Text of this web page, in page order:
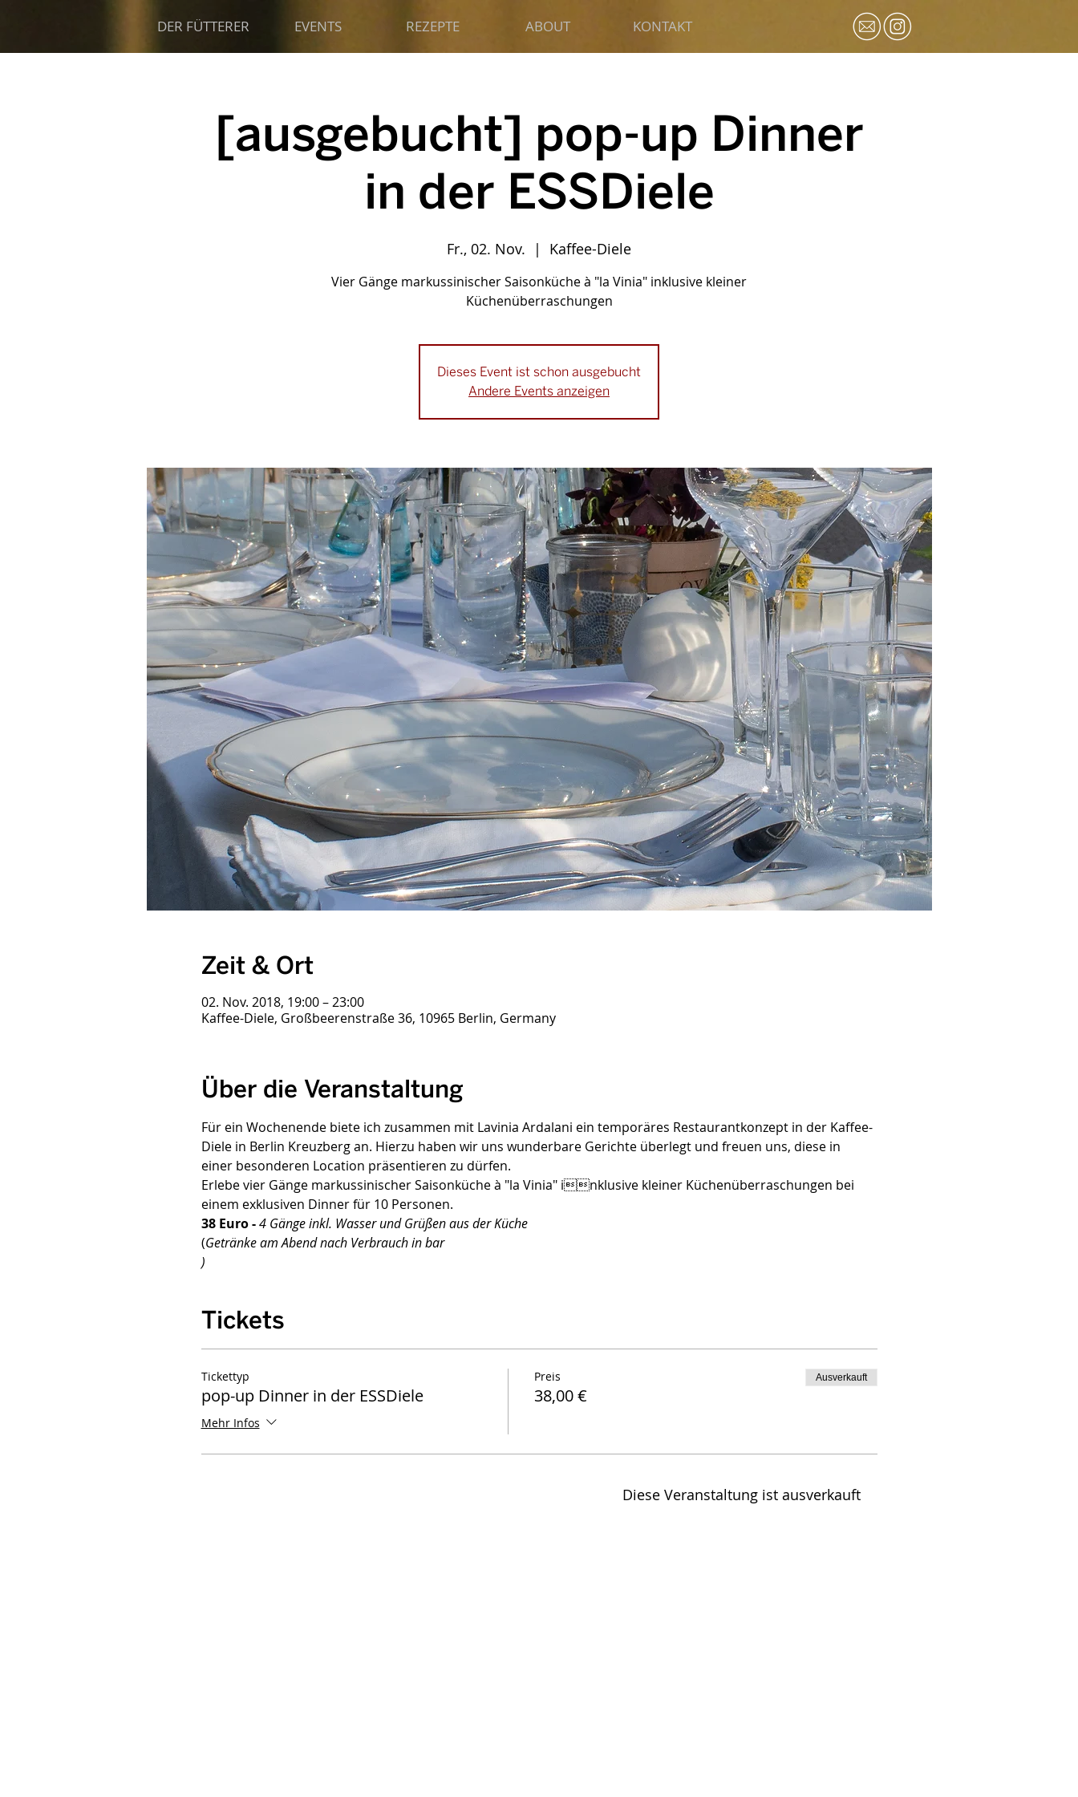
DER FÜTTERER EVENTS REZEPTE ABOUT KONTAKT
[ausgebucht] pop-up Dinner
in der ESSDiele
Fr., 02. Nov.
  |
Kaffee-Diele
Vier Gänge markussinischer Saisonküche à "la Vinia" inklusive kleiner
Küchenüberraschungen
Dieses Event ist schon ausgebucht
Andere Events anzeigen
Zeit & Ort
02. Nov. 2018, 19:00 – 23:00
Kaffee-Diele, Großbeerenstraße 36, 10965 Berlin, Germany
Über die Veranstaltung
Für ein Wochenende biete ich zusammen mit Lavinia Ardalani ein temporäres Restaurantkonzept in der Kaffee-
Diele in Berlin Kreuzberg an. Hierzu haben wir uns wunderbare Gerichte überlegt und freuen uns, diese in
einer besonderen Location präsentieren zu dürfen.
Erlebe vier Gänge markussinischer Saisonküche à "la Vinia" inklusive kleiner Küchenüberraschungen bei
einem exklusiven Dinner für 10 Personen.
38 Euro -
4 Gänge inkl. Wasser und Grüßen aus der Küche
(Getränke am Abend nach Verbrauch in bar
)
Tickets
Tickettyp
pop-up Dinner in der ESSDiele
Mehr Infos
Preis
38,00 €
Ausverkauft
Diese Veranstaltung ist ausverkauft